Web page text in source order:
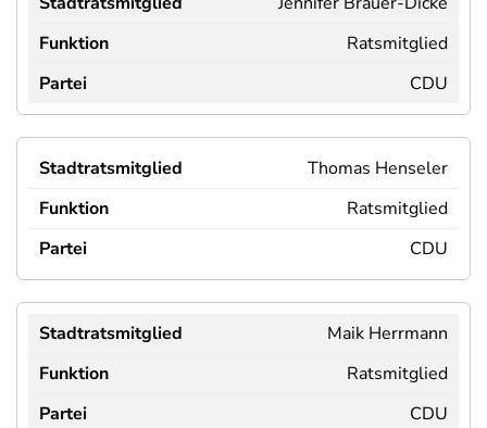
Ratsmitglied
CDU
Thomas Henseler
Ratsmitglied
CDU
Maik Herrmann
Ratsmitglied
CDU